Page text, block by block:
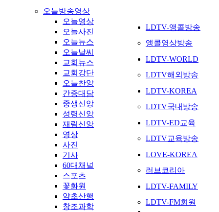
오늘방송영상
오늘영상
오늘사진
오늘뉴스
오늘날씨
교회뉴스
교회강단
오늘찬양
간증대담
중생신앙
성령신앙
재림신앙
LDTV-앵콜방송
앵콜영상방송
영상
사진
기사
60대채널
스포츠
꽃화원
약초산행
창조과학
LDTV-WORLD
LDTV해외방송
LDTV-KOREA
LDTV국내방송
LDTV-ED교육
LDTV교육방송
LOVE-KOREA
러브코리아
LDTV-FAMILY
LDTV-FM회원